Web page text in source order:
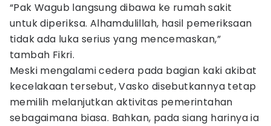
“Pak Wagub langsung dibawa ke rumah sakit
untuk diperiksa. Alhamdulillah, hasil pemeriksaan
tidak ada luka serius yang mencemaskan,”
tambah Fikri.
Meski mengalami cedera pada bagian kaki akibat
kecelakaan tersebut, Vasko disebutkannya tetap
memilih melanjutkan aktivitas pemerintahan
sebagaimana biasa. Bahkan, pada siang harinya ia